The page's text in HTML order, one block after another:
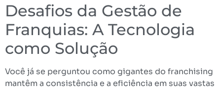
Desafios da Gestão de
Franquias: A Tecnologia
como Solução
Você já se perguntou como gigantes do franchising
mantêm a consistência e a eficiência em suas vastas